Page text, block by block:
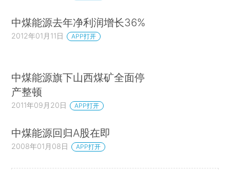
中煤能源去年净利润增长36%
2012年01月11日 APP打开
中煤能源旗下山西煤矿全面停
产整顿
2011年09月20日 APP打开
中煤能源回归A股在即
2008年01月08日 APP打开